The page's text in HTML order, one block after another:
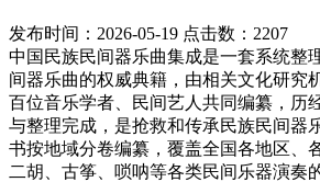
发布时间：2026-05-19 点击数：2207
中国民族民间器乐曲集成是一套系统整
间器乐曲的权威典籍，由相关文化研究
百位音乐学者、民间艺人共同编纂，历
与整理完成，是抢救和传承民族民间器
书按地域分卷编纂，覆盖全国各地区、
二胡、古筝、唢呐等各类民间乐器演奏